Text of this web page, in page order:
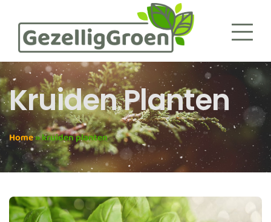
Kruiden Planten
Home»kruiden planten